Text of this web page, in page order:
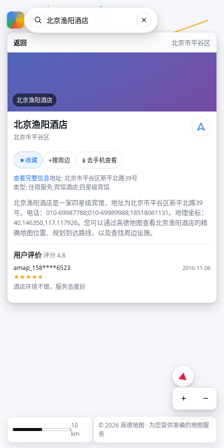
返回 北京市平谷区
北京渔阳酒店
北京渔阳酒店
北京市平谷区
★收藏 ⌖搜周边 📱 去手机查看
查看完整信息地址: 北京市平谷区新平北路39号
类型: 住宿服务;宾馆酒店;四星级宾馆
北京渔阳酒店是一家四星级宾馆，地址为北京市平谷区新平北路39
号。电话：010-69987788;010-69989988;18518061131。地理坐标：
40.146350,117.117926。您可以通过高德地图查看北京渔阳酒店的精
确地图位置、规划到达路线，以及查找周边设施。
用户评价评分 4.8
amap_158****6523
2016-11-06
★★★★★
酒店环境不错，服务态度好
+ −
10
km
© 2026 高德地图 · 为您提供准确的地图服
务